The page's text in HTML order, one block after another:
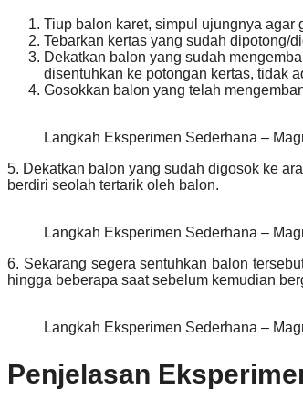
Tiup balon karet, simpul ujungnya agar
Tebarkan kertas yang sudah dipotong/
Dekatkan balon yang sudah
disentuhkan ke potongan kertas, tidak
Gosokkan balon yang telah
Langkah Eksperimen Sederhana –
5. Dekatkan balon yang sudah digosok ke
berdiri seolah tertarik oleh balon.
Langkah Eksperimen Sederhana –
6. Sekarang segera sentuhkan balon
hingga beberapa saat sebelum kemudian
Langkah Eksperimen Sederhana –
Penjelasan